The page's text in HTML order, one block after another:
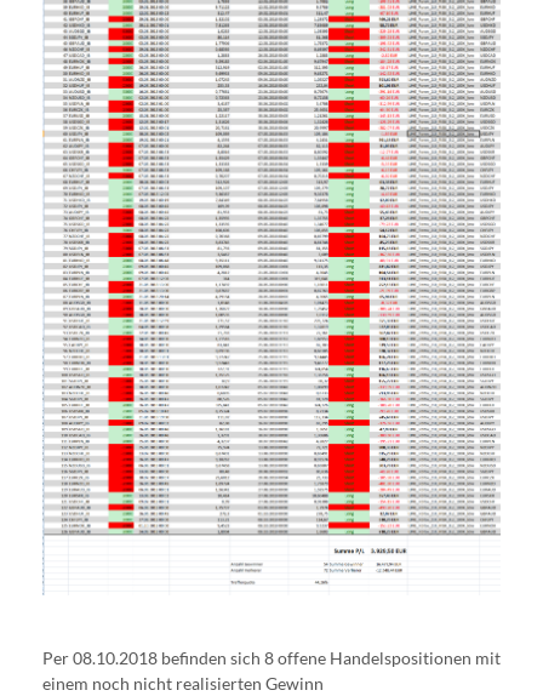
Per 08.10.2018 befinden sich 8 offene Handelspositionen mit
einem noch nicht realisierten Gewinn